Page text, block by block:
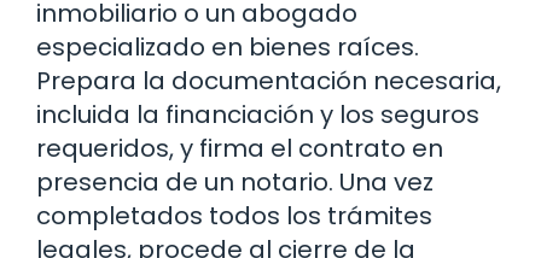
inmobiliario o un abogado
especializado en bienes raíces.
Prepara la documentación necesaria,
incluida la financiación y los seguros
requeridos, y firma el contrato en
presencia de un notario. Una vez
completados todos los trámites
legales, procede al cierre de la